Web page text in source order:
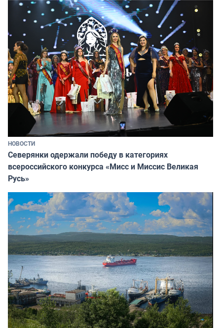
НОВОСТИ
Северянки одержали победу в категориях
всероссийского конкурса «Мисс и Миссис Великая
Русь»